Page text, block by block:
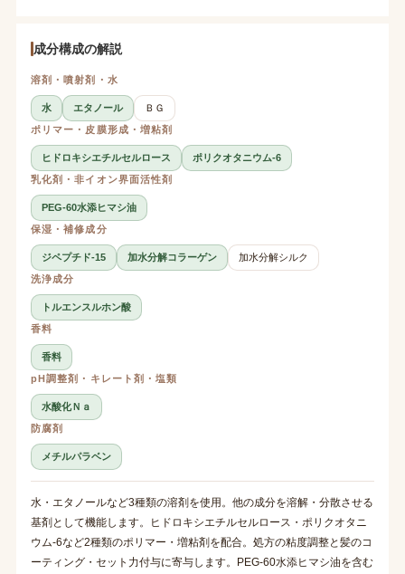
成分構成の解説
溶剤・噴射剤・水
水 エタノール
ＢＧ
ポリマー・皮膜形成・増粘剤
ヒドロキシエチルセルロース
ポリクオタニウム-6
乳化剤・非イオン界面活性剤
PEG-60水添ヒマシ油
保湿・補修成分
ジペプチド-15 加水分解コラーゲン
加水分解シルク
洗浄成分
トルエンスルホン酸
香料
香料
pH調整剤・キレート剤・塩類
水酸化Ｎａ
防腐剤
メチルパラベン
水・エタノールなど3種類の溶剤を使用。他の成分を溶解・分散させる
基剤として機能します。ヒドロキシエチルセルロース・ポリクオタニ
ウム-6など2種類のポリマー・増粘剤を配合。処方の粘度調整と髪のコ
ーティング・セット力付与に寄与します。PEG-60水添ヒマシ油を含む